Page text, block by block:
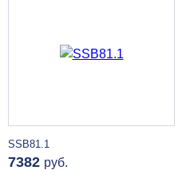
SSB81.1
7382 руб.